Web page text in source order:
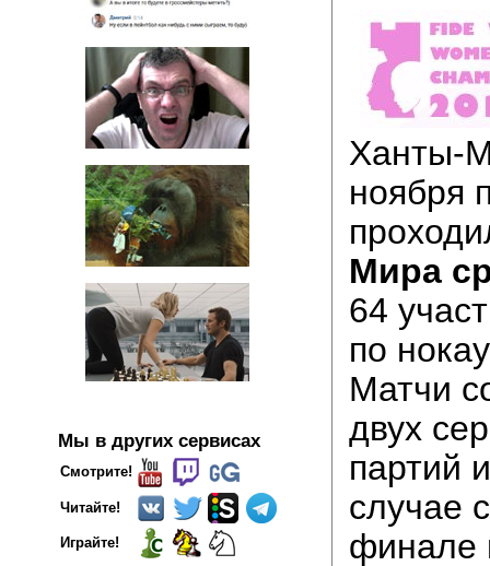
Мы в других сервисах
Смотрите!
Читайте!
Играйте!
Ханты-
ноября
Мира
64
по
Матчи
двух
партий
случае
финале